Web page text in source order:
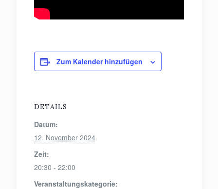
Zum Kalender hinzufügen
DETAILS
Datum:
12. November 2024
Zeit:
20:30 - 22:00
Veranstaltungskategorie: